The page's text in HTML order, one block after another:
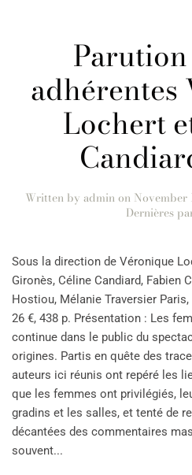
adhérentes
Lochert
Written by admin on November
Dernières
Sous la direction de Véronique
Gironès, Céline Candiard, Fabien
Hostiou, Mélanie Traversier
26 €, 438 p. Présentation : Les
continue dans le public du
origines. Partis en quête des
auteurs ici réunis ont repéré les
que les femmes ont privilégiés,
gradins et les salles, et tenté de
décantées des commentaires
souvent...